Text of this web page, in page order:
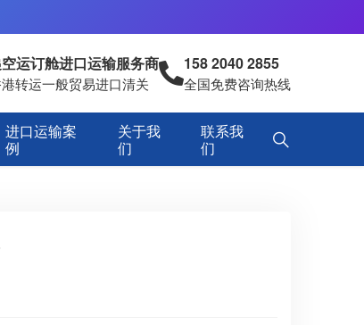
运订舱进口运输服务商
转运一般贸易进口清关
158 2040 2855
全国免费咨询热线
进口运输案
例
关于我
们
联系我
们